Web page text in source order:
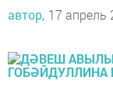
автор, 17 апрель